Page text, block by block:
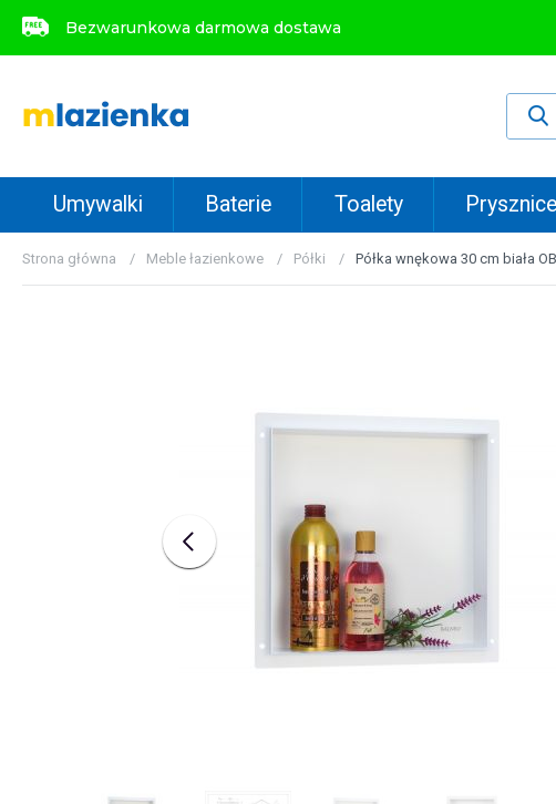
Bezwarunkowa darmowa dostawa
Umywalki Baterie Toalety Prysznice
Strona główna Meble łazienkowe Półki Półka wnękowa 30 cm biała